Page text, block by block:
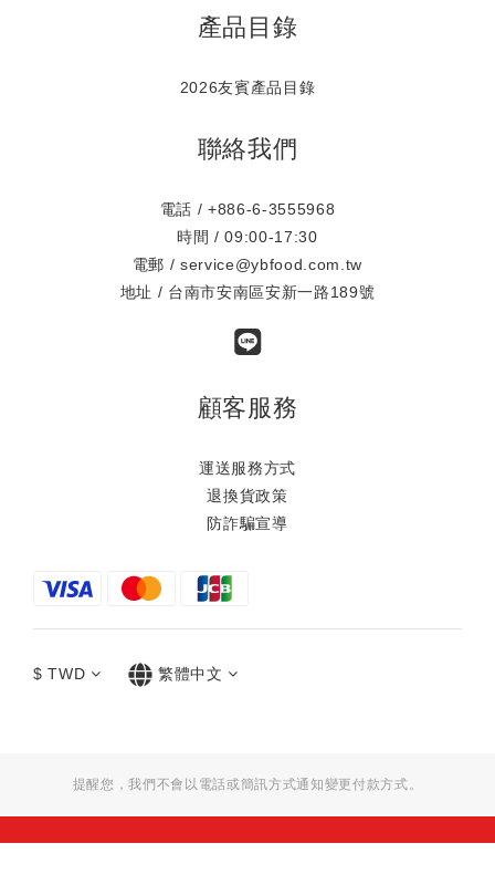
產品目錄
2026友賓產品目錄
聯絡我們
電話 / +886-6-3555968
時間 / 09:00-17:30
電郵 / service@ybfood.com.tw
地址 / 台南市安南區安新一路189號
顧客服務
運送服務方式
退換貨政策
防詐騙宣導
$ TWD 繁體中文
提醒您，我們不會以電話或簡訊方式通知變更付款方式。